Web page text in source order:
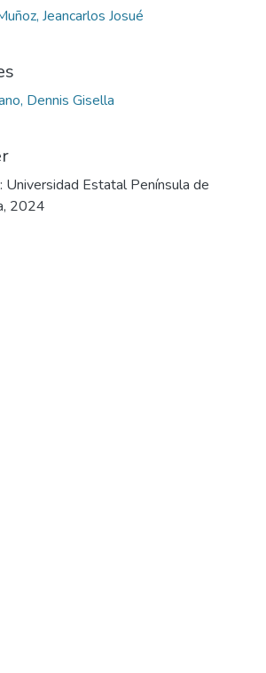
Jeancarlos Josué
Dennis Gisella
Universidad Estatal Península de
2024